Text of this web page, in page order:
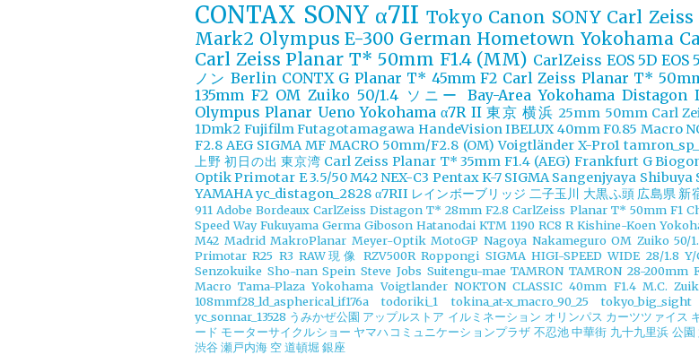
CONTAX SONY α7II Tokyo Canon SONY Carl
Mark2 Olympus E-300 German Hometown Yokohama
Carl Zeiss Planar T* 50mm F1.4 (MM) CarlZeiss EOS 5D EOS
ノン Berlin CONTX G Planar T* 45mm F2 Carl Zeiss Planar T*
135mm F2 OM Zuiko 50/1.4 ソニー Bay-Area Yokohama Distagon
Olympus Planar Ueno Yokohama α7R II 東京 横浜 25mm 50mm Carl
1Dmk2 FujifilmFutagotamagawa HandeVisionIBELUX 40mm F0.85 Macro
F2.8 AEG SIGMA MF MACRO 50mm/F2.8 (OM) Voigtländer X-Pro1
上野 初日の出 東京湾 Carl Zeiss Planar T* 35mm F1.4 (AEG) Frankfurt G
Optik Primotar E 3.5/50 M42 NEX-C3 Pentax K-7 SIGMA Sangenjyaya Shibuya
YAMAHAyc_distagon_2828 α7RII レインボーブリッジ 二子玉川 大黒ふ頭 広島県 新
911 Adobe Bordeaux CarlZeiss Distagon T* 28mm F2.8 CarlZeiss Planar T* 50mm F1
Speed Way Fukuyama Germa Giboson Hatanodai KTM 1190 RC8 R Kishine-Koen
M42 Madrid MakroPlanar Meyer-Optik MotoGP Nagoya Nakameguro OM Zuiko 50/
Primotar R25 R3 RAW現像 RZV500R Roppongi SIGMA HIGI-SPEED WIDE 28/1.8 Y/
Senzokuike Sho-nan Spein Steve Jobs Suitengu-mae TAMRON TAMRON 28-200mm
Macro Tama-Plaza Yokohama Voigtlander NOKTON CLASSIC 40mm F1.4 M.C.
108mmf28_ld_aspherical_if176a
todoriki_1 tokina_at-x_macro_90_25 tokyo_big_sight
yc_sonnar_13528 うみかぜ公園 アップルストア イルミネーション オリンパス カーツツァイス
ード モーターサイクルショー ヤマハコミュニケーションプラザ 不忍池中華街 九十九里浜 公園
渋谷瀬戸内海 空道頓堀 銀座